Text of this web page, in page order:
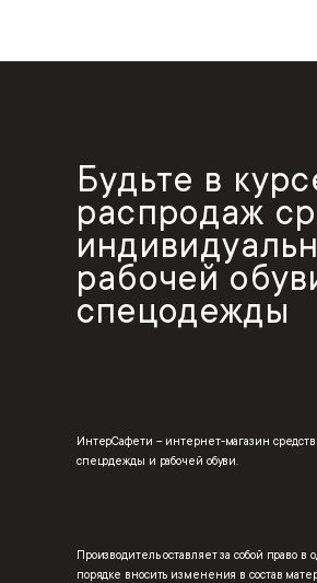
Будьте в
распродаж
рабочей
спецодежды
ИнтерСафети – интернет-магазин
спецодежды и рабочей обуви.
Производитель оставляет за собой право в
порядке вносить изменения в состав